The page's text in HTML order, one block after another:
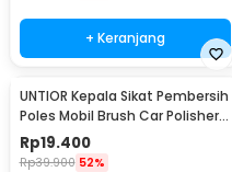
+ Keranjang
UNTIOR Kepala Sikat Pembersih
Poles Mobil Brush Car Polisher
Kit 3 PCS - DB003
Rp19.400
Rp39.900 52%